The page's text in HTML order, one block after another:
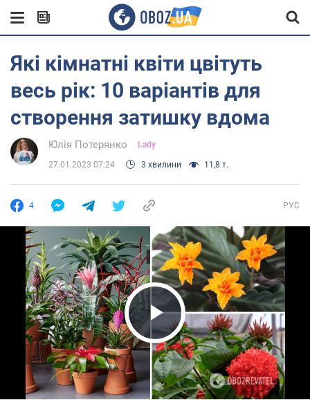
Які кімнатні квіти цвітуть
весь рік: 10 варіантів для
створення затишку вдома
Юлія Потерянко Lady
27.01.2023 07:24 3 хвилини 11,8 т.
4 РУС
Play Video